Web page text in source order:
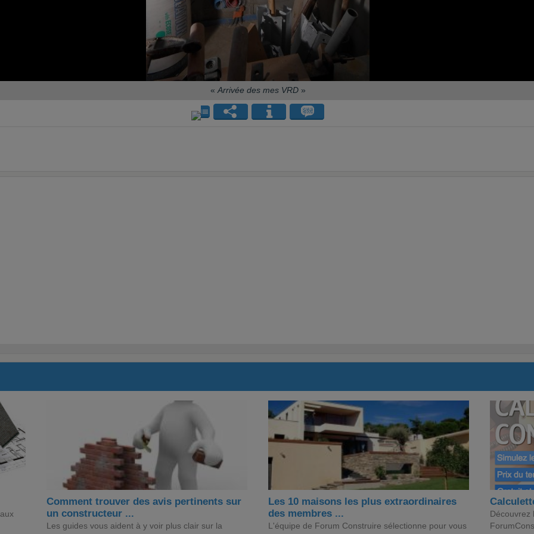
« Arrivée des mes VRD»
Comment trouver des avis pertinents sur
un constructeur ...
Les guides vous aident à y voir plus clair sur la
Les 10 maisons les plus extraordinaires
des membres ...
L'équipe de Forum Construire sélectionne pour vous
Découvrez